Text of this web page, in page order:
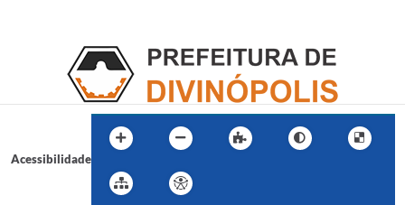
Acessibilidade